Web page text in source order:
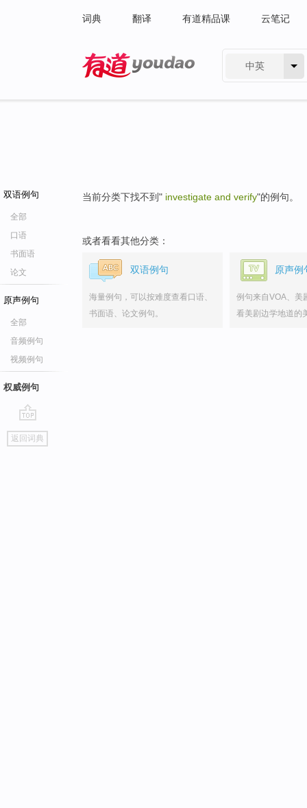
词典 翻译 有道精品课 云笔记
中英
双语例句
全部
口语
书面语
论文
原声例句
全部
音频例句
视频例句
权威例句
go
top
返回词典
当前分类下找不到" investigate and verify"的例句。
或者看看其他分类：
双语例句
海量例句，可以按难度查看口语、
书面语、论文例句。
原声例
例句来自VOA、美
看美剧边学地道的